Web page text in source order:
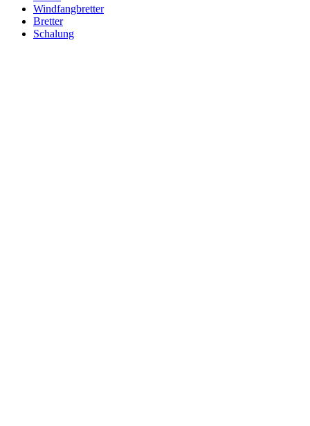
Windfangbretter
Bretter
Schalung